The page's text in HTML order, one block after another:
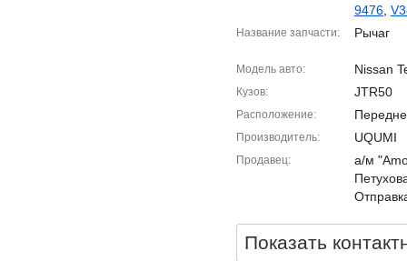
9476
Название запчасти Рычаг
Модель авто Nissan
Кузов JTR50
Расположение
Производитель UQUMI
Продавец
а/м
Показать